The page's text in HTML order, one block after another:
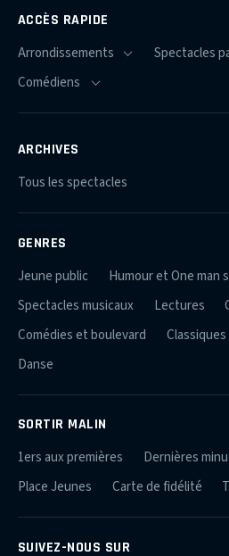
ACCÈS RAPIDE
ARCHIVES
Tous les spectacles
GENRES
Jeune public
Humour et One man
Spectacles musicaux
Lectures
Comédies et boulevard
Classiques
Danse
SORTIR MALIN
1ers aux premières Dernières
Place Jeunes
Carte de fidélité
SUIVEZ-NOUS SUR